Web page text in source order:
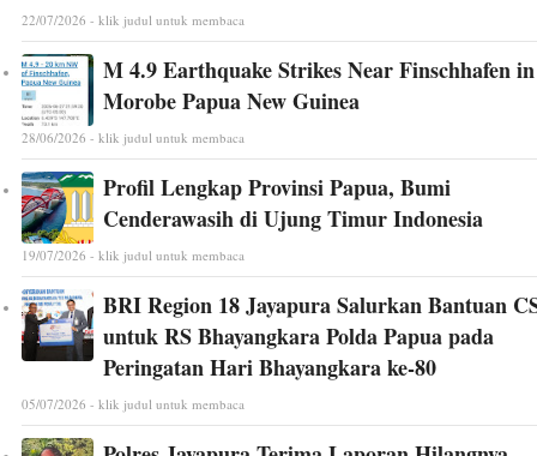
22/07/2026 - klik judul untuk membaca
M 4.9 Earthquake Strikes Near Finschhafen in
Morobe Papua New Guinea
28/06/2026 - klik judul untuk membaca
Profil Lengkap Provinsi Papua, Bumi
Cenderawasih di Ujung Timur Indonesia
19/07/2026 - klik judul untuk membaca
BRI Region 18 Jayapura Salurkan Bantuan
untuk RS Bhayangkara Polda Papua pada
Peringatan Hari Bhayangkara ke-80
05/07/2026 - klik judul untuk membaca